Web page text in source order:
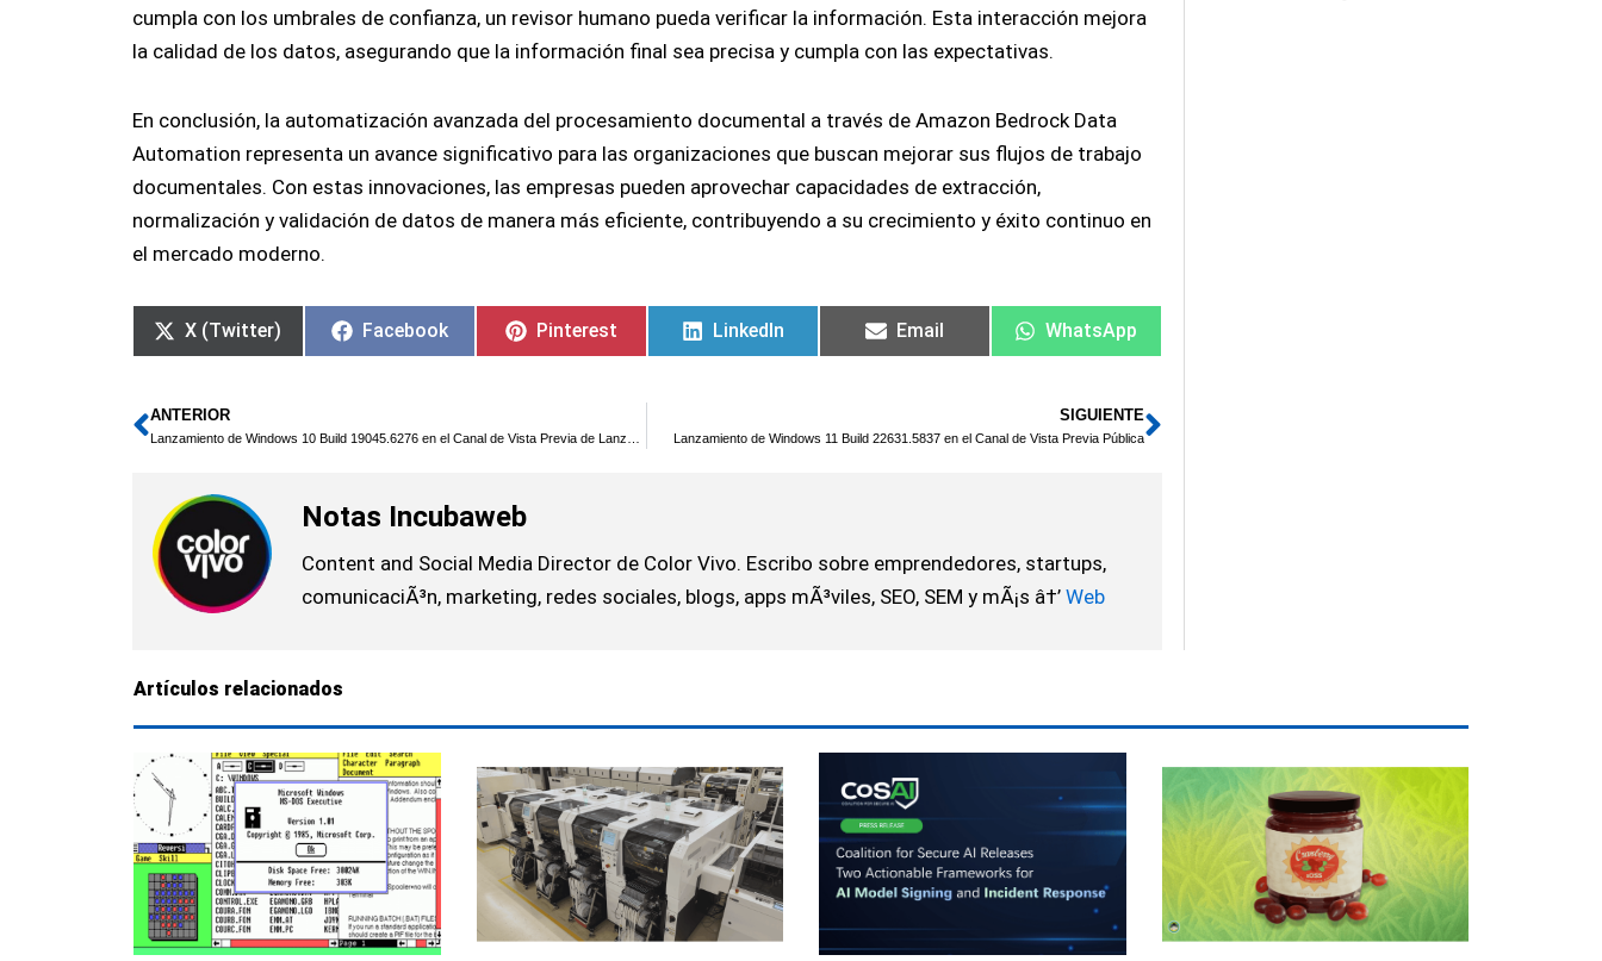
cumpla con los umbrales de confianza, un revisor humano pueda verificar la información. Esta interacción mejora
la calidad de los datos, asegurando que la información final sea precisa y cumpla con las expectativas.
En conclusión, la automatización avanzada del procesamiento documental a través de Amazon Bedrock Data
Automation representa un avance significativo para las organizaciones que buscan mejorar sus flujos de trabajo
documentales. Con estas innovaciones, las empresas pueden aprovechar capacidades de extracción,
normalización y validación de datos de manera más eficiente, contribuyendo a su crecimiento y éxito continuo en
el mercado moderno.
X (Twitter) Facebook Pinterest LinkedIn Email WhatsApp
Ant
ANTERIOR
Lanzamiento de Windows 10 Build 19045.6276 en el Canal de Vista Previa de Lanzamiento
SIGUIENTE
Lanzamiento de Windows 11 Build 22631.5837 en el Canal de Vista Previa PúblicaSiguiente
Notas Incubaweb
Content and Social Media Director de Color Vivo. Escribo sobre emprendedores, startups,
comunicaciÃ³n, marketing, redes sociales, blogs, apps mÃ³viles, SEO, SEM y mÃ¡s â†’Web
Artículos relacionados